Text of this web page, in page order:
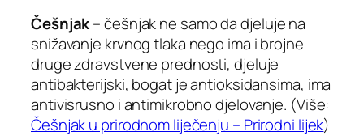
Češnjak– češnjak ne samo da djeluje na
snižavanje krvnog tlaka nego ima i brojne
druge zdravstvene prednosti, djeluje
antibakterijski, bogat je antioksidansima, ima
antivisrusno i antimikrobno djelovanje. (Više:
Češnjak u prirodnom liječenju – Prirodni lijek)